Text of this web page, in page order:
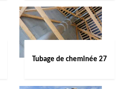
Tubage de cheminée 27